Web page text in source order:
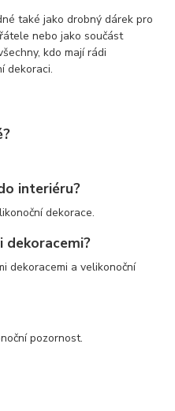
také jako drobný dárek pro
nebo jako součást
kdo mají rádi
dekoraci.
interiéru?
dekorace.
dekoracemi?
dekoracemi a velikonoční
pozornost.